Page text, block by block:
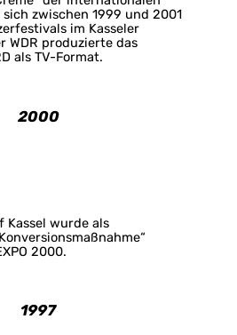
zwischen 1999 und 2001
im Kasseler
WDR produzierte das
als TV-Format.
2000
Kassel wurde als
2000.
1997